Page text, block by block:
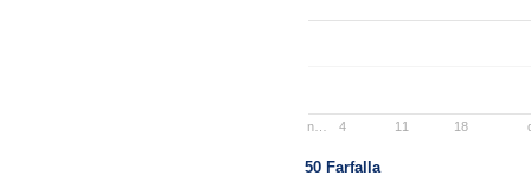
n… 4 11 18
50 Farfalla